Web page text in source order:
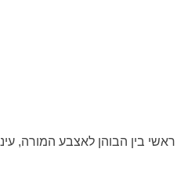
בין הבוהן לאצבע המורה,